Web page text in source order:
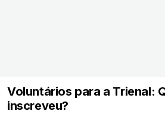
Voluntários para a Trienal:
inscreveu?